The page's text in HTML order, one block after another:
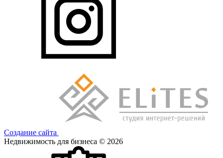
Создание сайта
Недвижимость для бизнеса © 2026